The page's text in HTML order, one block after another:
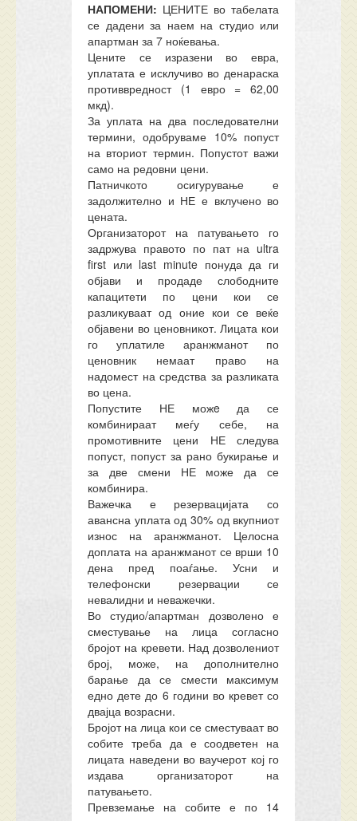
НАПОМЕНИ: ЦЕНИТЕ во табелата
се дадени за наем на студио или
апартман за 7 ноќевања.
Цените се изразени во евра,
уплатата е исклучиво во денараска
противвредност (1 евро = 62,00
мкд).
За уплата на два последователни
термини, одобруваме 10% попуст
на вториот термин. Попустот важи
само на редовни цени.
Патничкото осигурување е
задолжително и НЕ е вклучено во
цената.
Организаторот на патувањето го
задржува правото по пат на ultra
first или last minute понуда да ги
објави и продаде слободните
капацитети по цени кои се
разликуваат од оние кои се веќе
објавени во ценовникот. Лицата кои
го уплатиле аранжманот по
ценовник немаат право на
надомест на средства за разликата
во цена.
Попустите НЕ можe да се
комбинираат меѓу себе, на
промотивните цени НЕ следува
попуст, попуст за рано букирање и
за две смени НЕ може да се
комбинира.
Важечка е резервацијата со
авансна уплата од 30% од вкупниот
износ на аранжманот. Целосна
доплата на аранжманот се врши 10
дена пред поаѓање. Усни и
телефонски резервации се
невалидни и неважечки.
Во студио/апартман дозволено е
сместување на лица согласно
бројот на кревети. Наддозволениот
број, може, на дополнително
барање да се смести
максимум
едно дете до 6 години во кревет со
двајца возрасни.
Бројот на лица кои се сместуваат во
собите треба да е соодветен на
лицата наведени во ваучерот кој го
издава организаторот на
патувањето.
Превземање на собите е по 14